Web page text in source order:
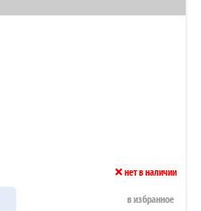
нет в наличии
в избранное